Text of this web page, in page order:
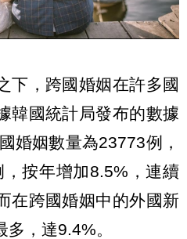
下，跨國婚姻在許多國
韓國統計局發布的數據
婚姻數量為23773例，
按年增加8.5%，連續
在跨國婚姻中的外國新
，達9.4%。